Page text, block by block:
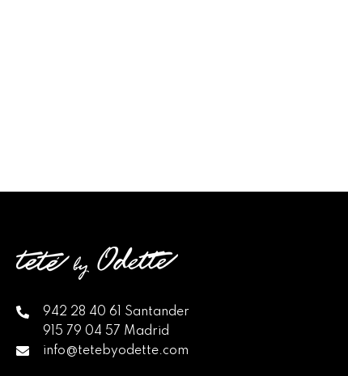
942 28 40 61 Santander
915 79 04 57 Madrid
info@tetebyodette.com